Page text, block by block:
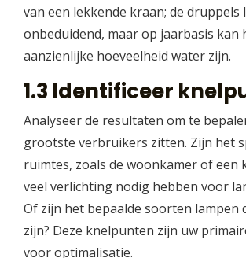
van een lekkende kraan; de druppels
onbeduidend, maar op jaarbasis kan
aanzienlijke hoeveelheid water zijn.
1.3 Identificeer
Analyseer de resultaten om te
grootste verbruikers zitten. Zijn het
ruimtes, zoals de woonkamer of een
veel verlichting nodig hebben voor
Of zijn het bepaalde soorten lampen
zijn? Deze knelpunten zijn uw
voor optimalisatie.